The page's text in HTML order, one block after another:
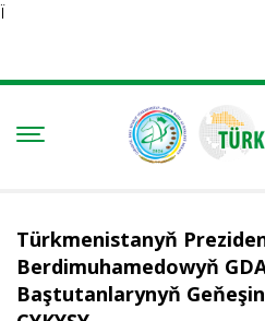
Ï
Türkmenistanyň
Berdimuhamedowyň
Baştutanlarynyň